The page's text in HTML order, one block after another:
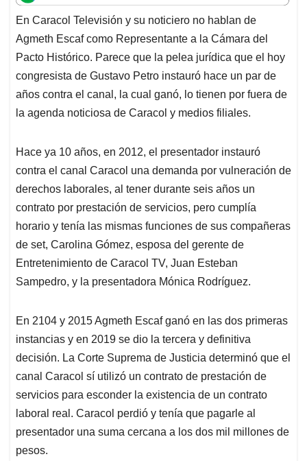
t
s
A
p
p
e
b
o
o
k
k
e
d
I
n
i
l
e
a
d
s
En Caracol Televisión y su noticiero no hablan de
Agmeth Escaf como Representante a la Cámara del
Pacto Histórico. Parece que la pelea jurídica que el hoy
congresista de Gustavo Petro instauró hace un par de
años contra el canal, la cual ganó, lo tienen por fuera de
la agenda noticiosa de Caracol y medios filiales.
Hace ya 10 años, en 2012, el presentador instauró
contra el canal Caracol una demanda por vulneración de
derechos laborales, al tener durante seis años un
contrato por prestación de servicios, pero cumplía
horario y tenía las mismas funciones de sus compañeras
de set, Carolina Gómez, esposa del gerente de
Entretenimiento de Caracol TV, Juan Esteban
Sampedro, y la presentadora Mónica Rodríguez.
En 2104 y 2015 Agmeth Escaf ganó en las dos primeras
instancias y en 2019 se dio la tercera y definitiva
decisión. La Corte Suprema de Justicia determinó que el
canal Caracol sí utilizó un contrato de prestación de
servicios para esconder la existencia de un contrato
laboral real. Caracol perdió y tenía que pagarle al
presentador una suma cercana a los dos mil millones de
pesos.